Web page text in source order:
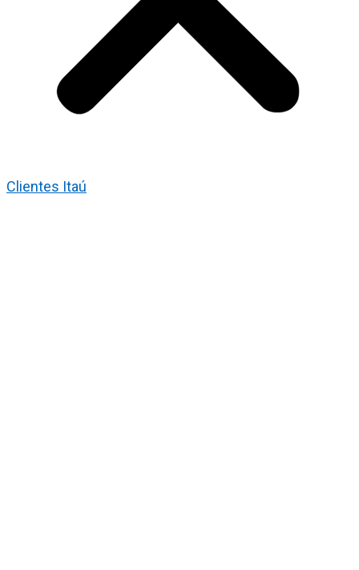
Clientes Itaú